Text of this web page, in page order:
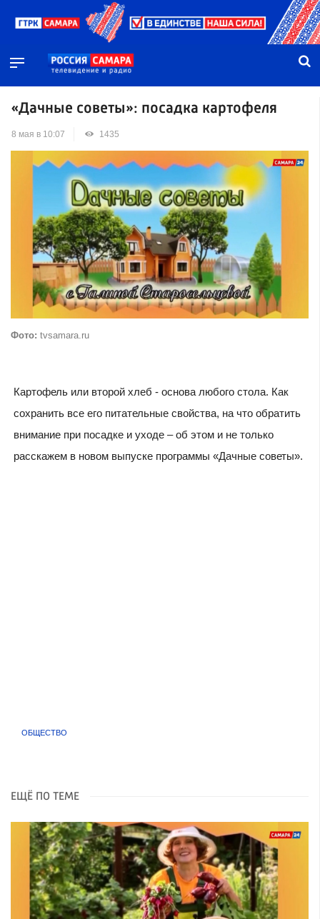
«Дачные советы»: посадка картофеля
8 мая в 10:07 1435
Фото: tvsamara.ru
Картофель или второй хлеб - основа любого стола. Как
сохранить все его питательные свойства, на что обратить
внимание при посадке и уходе – об этом и не только
расскажем в новом выпуске программы «Дачные советы».
ОБЩЕСТВО
ЕЩЁ ПО ТЕМЕ